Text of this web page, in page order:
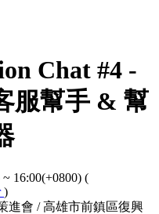
Chat #4 -
服幫手 & 幫
~ 16:00(+0800) (
)
進會 / 高雄市前鎮區復興